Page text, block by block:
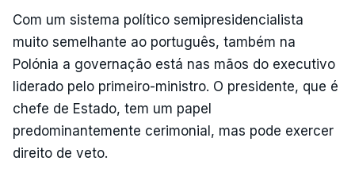
Com um sistema político semipresidencialista
muito semelhante ao português, também na
Polónia a governação está nas mãos do executivo
liderado pelo primeiro-ministro. O presidente, que é
chefe de Estado, tem um papel
predominantemente cerimonial, mas pode exercer
direito de veto.